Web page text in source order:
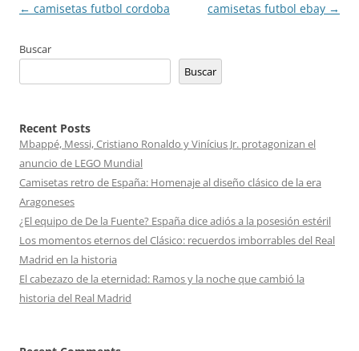
Navegación
entradas
← camisetas futbol cordoba camisetas futbol ebay →
Buscar
Buscar
Recent Posts
Mbappé, Messi, Cristiano Ronaldo y Vinícius Jr. protagonizan el
anuncio de LEGO Mundial
Camisetas retro de España: Homenaje al diseño clásico de la era
Aragoneses
¿El equipo de De la Fuente? España dice adiós a la posesión estéril
Los momentos eternos del Clásico: recuerdos imborrables del Real
Madrid en la historia
El cabezazo de la eternidad: Ramos y la noche que cambió la
historia del Real Madrid